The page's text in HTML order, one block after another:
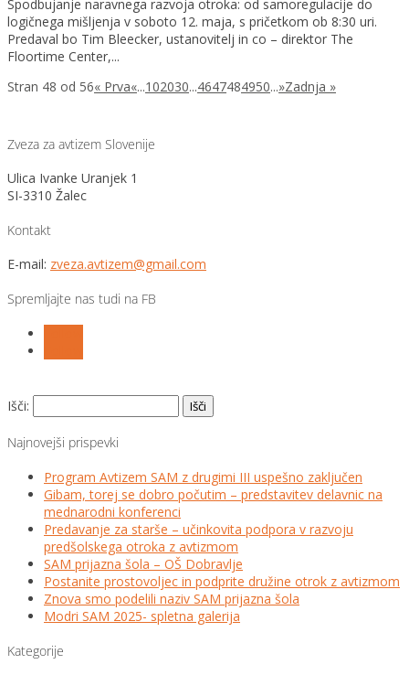
Spodbujanje naravnega razvoja otroka: od samoregulacije do
logičnega mišljenja v soboto 12. maja, s pričetkom ob 8:30 uri.
Predaval bo Tim Bleecker, ustanovitelj in co – direktor The
Floortime Center,...
Stran 48 od 56« Prva«...102030...4647484950...»Zadnja »
Zveza za avtizem Slovenije
Ulica Ivanke Uranjek 1
SI-3310 Žalec
Kontakt
E-mail: zveza.avtizem@gmail.com
Spremljajte nas tudi na FB
Išči:
Najnovejši prispevki
Program Avtizem SAM z drugimi III uspešno zaključen
Gibam, torej se dobro počutim – predstavitev delavnic na
mednarodni konferenci
Predavanje za starše – učinkovita podpora v razvoju
predšolskega otroka z avtizmom
SAM prijazna šola – OŠ Dobravlje
Postanite prostovoljec in podprite družine otrok z avtizmom
Znova smo podelili naziv SAM prijazna šola
Modri SAM 2025- spletna galerija
Kategorije